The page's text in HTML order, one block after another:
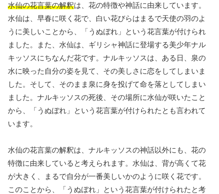
水仙の花言葉の解釈は、花の特徴や神話に由来しています。
水仙は、早春に咲く花で、白い花びらはまるで天使の羽のよ
うに美しいことから、「うぬぼれ」という花言葉が付けられ
ました。また、水仙は、ギリシャ神話に登場する美少年ナル
キッソスにちなんだ花です。ナルキッソスは、ある日、泉の
水に映った自分の姿を見て、その美しさに恋をしてしまいま
した。そして、そのまま泉に身を投げて命を落としてしまい
ました。ナルキッソスの死後、その場所に水仙が咲いたこと
から、「うぬぼれ」という花言葉が付けられたとも言われて
います。
水仙の花言葉の解釈は、ナルキッソスの神話以外にも、花の
特徴に由来していると考えられます。水仙は、背が高くて花
が大きく、まるで自分が一番美しいかのように咲く花です。
このことから、「うぬぼれ」という花言葉が付けられたと考